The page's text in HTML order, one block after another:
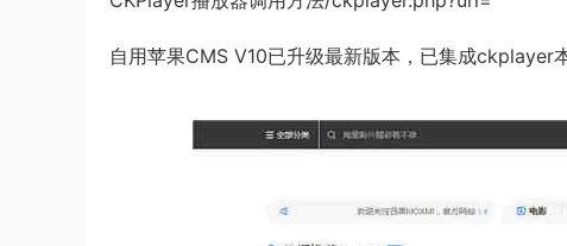
自用苹果CMS V10已升级最新版本，已集成ckplayer